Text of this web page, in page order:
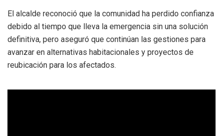
El alcalde reconoció que la comunidad ha perdido confianza
debido al tiempo que lleva la emergencia sin una solución
definitiva, pero aseguró que continúan las gestiones para
avanzar en alternativas habitacionales y proyectos de
reubicación para los afectados.